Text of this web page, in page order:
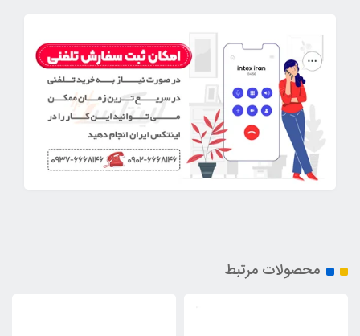
محصولات مرتبط